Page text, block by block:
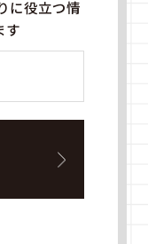
に役立つ情
す